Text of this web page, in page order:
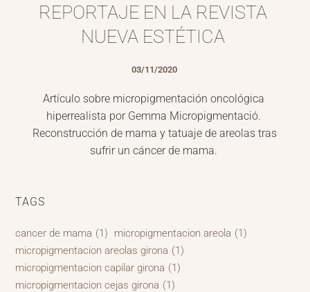
REPORTAJE EN LA REVISTA
NUEVA ESTÉTICA
03/11/2020
Artículo sobre micropigmentación oncológica
hiperrealista por Gemma Micropigmentació.
Reconstrucción de mama y tatuaje de areolas tras
sufrir un cáncer de mama.
TAGS
cancer de mama (1) micropigmentacion areola (1)
micropigmentacion areolas girona (1)
micropigmentacion capilar girona (1)
micropigmentacion cejas girona (1)